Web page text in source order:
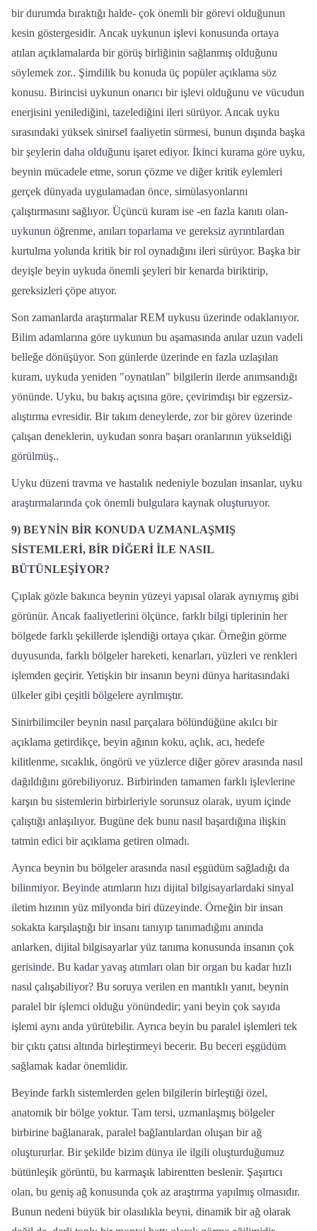
bir durumda bıraktığı halde- çok önemli bir görevi olduğunun
kesin göstergesidir. Ancak uykunun işlevi konusunda ortaya
atılan açıklamalarda bir görüş birliğinin sağlanmış olduğunu
söylemek zor.. Şimdilik bu konuda üç popüler açıklama söz
konusu. Birincisi uykunun onarıcı bir işlevi olduğunu ve vücudun
enerjisini yenilediğini, tazelediğini ileri sürüyor. Ancak uyku
sırasındaki yüksek sinirsel faaliyetin sürmesi, bunun dışında başka
bir şeylerin daha olduğunu işaret ediyor. İkinci kurama göre uyku,
beynin mücadele etme, sorun çözme ve diğer kritik eylemleri
gerçek dünyada uygulamadan önce, simülasyonlarını
çalıştırmasını sağlıyor. Üçüncü kuram ise -en fazla kanıtı olan-
uykunun öğrenme, anıları toparlama ve gereksiz ayrıntılardan
kurtulma yolunda kritik bir rol oynadığını ileri sürüyor. Başka bir
deyişle beyin uykuda önemli şeyleri bir kenarda biriktirip,
gereksizleri çöpe atıyor.
Son zamanlarda araştırmalar REM uykusu üzerinde odaklanıyor.
Bilim adamlarına göre uykunun bu aşamasında anılar uzun vadeli
belleğe dönüşüyor. Son günlerde üzerinde en fazla uzlaşılan
kuram, uykuda yeniden "oynatılan" bilgilerin ilerde anımsandığı
yönünde. Uyku, bu bakış açısına göre, çevirimdışı bir egzersiz-
alıştırma evresidir. Bir takım deneylerde, zor bir görev üzerinde
çalışan deneklerin, uykudan sonra başarı oranlarının yükseldiği
görülmüş..
Uyku düzeni travma ve hastalık nedeniyle bozulan insanlar, uyku
araştırmalarında çok önemli bulgulara kaynak oluşturuyor.
9) BEYNİN BİR KONUDA UZMANLAŞMIŞ
SİSTEMLERİ, BİR DİĞERİ İLE NASIL
BÜTÜNLEŞİYOR?
Çıplak gözle bakınca beynin yüzeyi yapısal olarak aynıymış gibi
görünür. Ancak faaliyetlerini ölçünce, farklı bilgi tiplerinin her
bölgede farklı şekillerde işlendiği ortaya çıkar. Örneğin görme
duyusunda, farklı bölgeler hareketi, kenarları, yüzleri ve renkleri
işlemden geçirir. Yetişkin bir insanın beyni dünya haritasındaki
ülkeler gibi çeşitli bölgelere ayrılmıştır.
Sinirbilimciler beynin nasıl parçalara bölündüğüne akılcı bir
açıklama getirdikçe, beyin ağının koku, açlık, acı, hedefe
kilitlenme, sıcaklık, öngörü ve yüzlerce diğer görev arasında nasıl
dağıldığını görebiliyoruz. Birbirinden tamamen farklı işlevlerine
karşın bu sistemlerin birbirleriyle sorunsuz olarak, uyum içinde
çalıştığı anlaşılıyor. Bugüne dek bunu nasıl başardığına ilişkin
tatmin edici bir açıklama getiren olmadı.
Ayrıca beynin bu bölgeler arasında nasıl eşgüdüm sağladığı da
bilinmiyor. Beyinde atımların hızı dijital bilgisayarlardaki sinyal
iletim hızının yüz milyonda biri düzeyinde. Örneğin bir insan
sokakta karşılaştığı bir insanı tanıyıp tanımadığını anında
anlarken, dijital bilgisayarlar yüz tanıma konusunda insanın çok
gerisinde. Bu kadar yavaş atımları olan bir organ bu kadar hızlı
nasıl çalışabiliyor? Bu soruya verilen en mantıklı yanıt, beynin
paralel bir işlemci olduğu yönündedir; yani beyin çok sayıda
işlemi aynı anda yürütebilir. Ayrıca beyin bu paralel işlemleri tek
bir çıktı çatısı altında birleştirmeyi becerir. Bu beceri eşgüdüm
sağlamak kadar önemlidir.
Beyinde farklı sistemlerden gelen bilgilerin birleştiği özel,
anatomik bir bölge yoktur. Tam tersi, uzmanlaşmış bölgeler
birbirine bağlanarak, paralel bağlantılardan oluşan bir ağ
oluştururlar. Bir şekilde bizim dünya ile ilgili oluşturduğumuz
bütünleşik görüntü, bu karmaşık labirentten beslenir. Şaşırtıcı
olan, bu geniş ağ konusunda çok az araştırma yapılmış olmasıdır.
Bunun nedeni büyük bir olasılıkla beyni, dinamik bir ağ olarak